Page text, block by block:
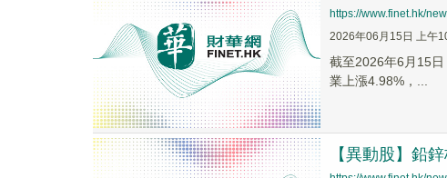
https://www.finet.hk/
2026年06月15日 上午
截至2026年6月15
業上漲4.98%，...
【異動股】鉛